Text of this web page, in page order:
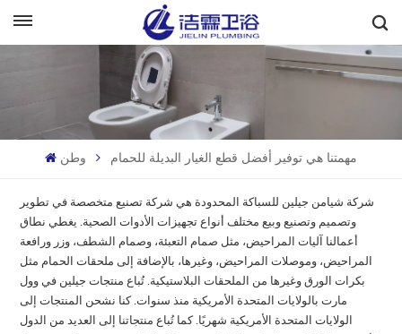
Français
Italiano
Русский
Español
وطن مهمتنا هي توفير أفضل قطع الغيار البديلة للحمام
شركة شيامن جيلين للسباكة المحدودة هي شركة تصنيع متخصصة في تطوير
وتصميم وتصنيع وبيع مختلف أنواع تجهيزات الأدوات الصحية. يغطي نطاق
أعمالنا آليات المراحيض، مثل صمام التعبئة، وصمام الشطف، وزر ورافعة
المراحيض، وموصلات المراحيض، وغيرها، بالإضافة إلى ملحقات الحمام مثل
بكرات الورق وغيرها من الملحقات البلاستيكية. تُباع منتجات جيلين في وول
مارت بالولايات المتحدة الأمريكية منذ سنوات. كنا نشحن المنتجات إلى
الولايات المتحدة الأمريكية شهريًا. كما تُباع منتجاتنا إلى العديد من الدول